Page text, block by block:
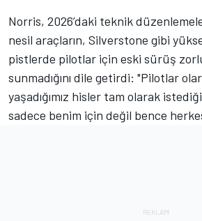
Norris, 2026’daki teknik
nesil araçların, Silverstone gibi
pistlerde pilotlar için eski sürüş
sunmadığını dile getirdi: "Pilotlar
yaşadığımız hisler tam olarak
sadece benim için değil bence